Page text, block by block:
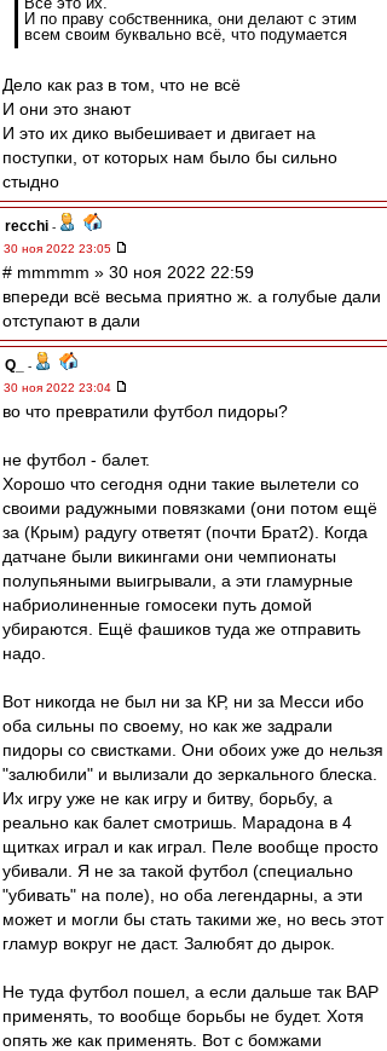
И по праву собственника, они делают с этим
всем своим буквально всё, что подумается
Дело как раз в том, что не всё
И они это знают
И это их дико выбешивает и двигает на
поступки, от которых нам было бы сильно
стыдно
recchi -
30 ноя 2022 23:05
# mmmmm » 30 ноя 2022 22:59
впереди всё весьма приятно ж. а голубые дали
отступают в дали
Q_
-
30 ноя 2022 23:04
во что превратили футбол пидоры?
не футбол - балет.
Хорошо что сегодня одни такие вылетели со
своими радужными повязками (они потом ещё
за (Крым) радугу ответят (почти Брат2). Когда
датчане были викингами они чемпионаты
полупьяными выигрывали, а эти гламурные
набриолиненные гомосеки путь домой
убираются. Ещё фашиков туда же отправить
надо.
Вот никогда не был ни за КР, ни за Месси ибо
оба сильны по своему, но как же задрали
пидоры со свистками. Они обоих уже до нельзя
"залюбили" и вылизали до зеркального блеска.
Их игру уже не как игру и битву, борьбу, а
реально как балет смотришь. Марадона в 4
щитках играл и как играл. Пеле вообще просто
убивали. Я не за такой футбол (специально
"убивать" на поле), но оба легендарны, а эти
может и могли бы стать такими же, но весь этот
гламур вокруг не даст. Залюбят до дырок.
Не туда футбол пошел, а если дальше так ВАР
применять, то вообще борьбы не будет. Хотя
опять же как применять. Вот с бомжами